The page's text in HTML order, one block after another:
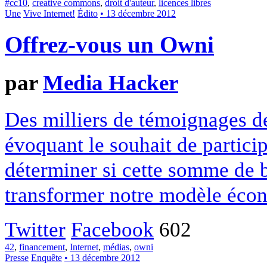
#cc10, creative commons, droit d'auteur, licences libres
Une Vive Internet! Édito • 13 décembre 2012
Offrez-vous un Owni
parMedia Hacker
Des milliers de témoignages
évoquant le souhait de
déterminer si cette somme
transformer notre modèle
Twitter Facebook 602
42, financement, Internet, médias, owni
Presse Enquête • 13 décembre 2012